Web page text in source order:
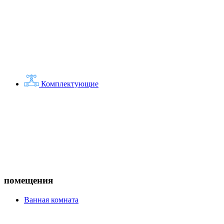
Комплектующие
помещения
Ванная комната